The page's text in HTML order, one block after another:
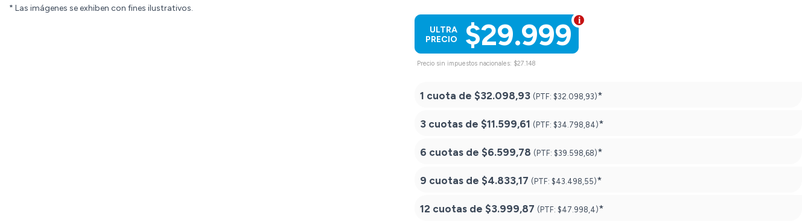
* Las imágenes se exhiben con fines ilustrativos.
$29.999
ULTRA
PRECIO
Precio sin impuestos nacionales: $27.148
1 cuota de $32.098,93 (PTF: $32.098,93)*
3 cuotas de $11.599,61 (PTF: $34.798,84)*
6 cuotas de $6.599,78 (PTF: $39.598,68)*
9 cuotas de $4.833,17 (PTF: $43.498,55)*
12 cuotas de $3.999,87 (PTF: $47.998,4)*